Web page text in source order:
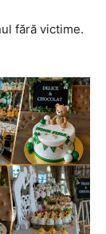
fără victime.